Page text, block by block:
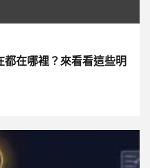
都在哪裡？來看看這些明